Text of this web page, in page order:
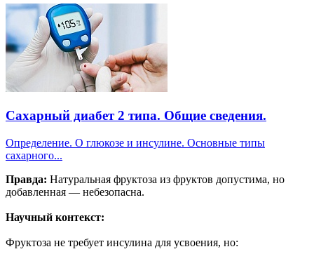
Сахарный диабет 2 типа. Общие сведения.
Определение. О глюкозе и инсулине. Основные типы
сахарного...
Правда: Натуральная фруктоза из фруктов допустима, но
добавленная — небезопасна.
Научный контекст:
Фруктоза не требует инсулина для усвоения, но: